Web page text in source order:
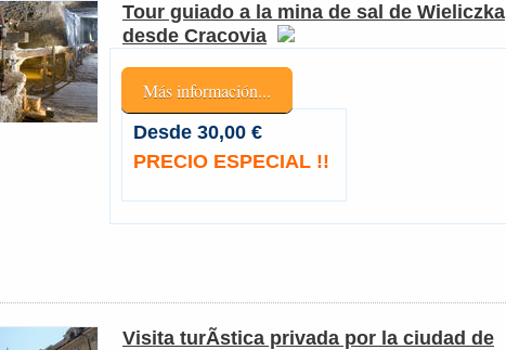
Tour guiado a la mina de sal de Wieliczka
desde Cracovia
Más información...
Desde 30,00 €
PRECIO ESPECIAL !!
Visita turÃ­stica privada por la ciudad de